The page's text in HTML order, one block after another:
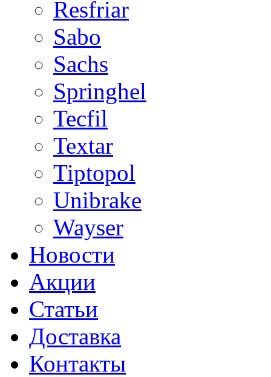
Resfriar
Sabo
Sachs
Springhel
Tecfil
Textar
Tiptopol
Unibrake
Wayser
Новости
Акции
Статьи
Доставка
Контакты